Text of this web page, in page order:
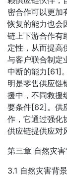
密合作可以更加
恢复的能力也会
链上下游合作有
定性，从而提高
与客户联合制定
中断的能力[61]
明是零售供应链
援中，不同救援
要条件[62]。供
作，它通过强化
供应链提供应对
第三章 自然灾
3.1 自然灾害背